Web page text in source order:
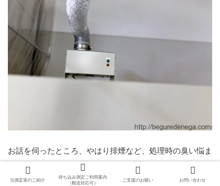
お話を伺ったところ、やはり排煙など、処理時の臭い悩ま
れていたとのこと。まさにうちでも悩んでいるところで
す。『たらちね』さんは、ここは気合い入れてしっかりと
当測定室のご紹介
持ち込み測定ご利用案内
（郵送対応可）
ご支援のお願い お問い合わせ